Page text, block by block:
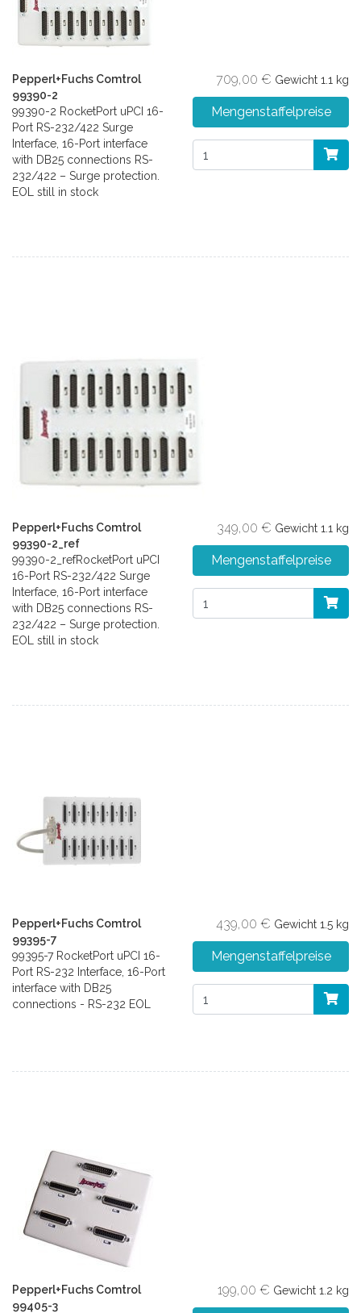
Pepperl+Fuchs Comtrol
99390-2
99390-2 RocketPort uPCI 16-
Port RS-232/422 Surge
Interface, 16-Port interface
with DB25 connections RS-
232/422 – Surge protection.
EOL still in stock
709,00 € Gewicht 1.1 kg
Mengenstaffelpreise
Pepperl+Fuchs Comtrol
99390-2_ref
99390-2_refRocketPort uPCI
16-Port RS-232/422 Surge
Interface, 16-Port interface
with DB25 connections RS-
232/422 – Surge protection.
EOL still in stock
349,00 € Gewicht 1.1 kg
Mengenstaffelpreise
Pepperl+Fuchs Comtrol
99395-7
99395-7 RocketPort uPCI 16-
Port RS-232 Interface, 16-Port
interface with DB25
connections - RS-232 EOL
439,00 € Gewicht 1.5 kg
Mengenstaffelpreise
Pepperl+Fuchs Comtrol
99405-3
199,00 € Gewicht 1.2 kg